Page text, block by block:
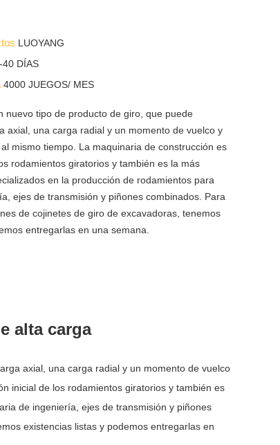
LUOYANG
40 DÍAS
4000 JUEGOS/ MES
nuevo tipo de producto de giro, que puede
axial, una carga radial y un momento de vuelco y
mismo tiempo. La maquinaria de construcción es
rodamientos giratorios y también es la más
en la producción de rodamientos para
ejes de transmisión y piñones combinados. Para
de cojinetes de giro de excavadoras, tenemos
entregarlas en una semana.
alta carga
axial, una carga radial y un momento de vuelco
inicial de los rodamientos giratorios y también es
de ingeniería, ejes de transmisión y piñones
existencias listas y podemos entregarlas en